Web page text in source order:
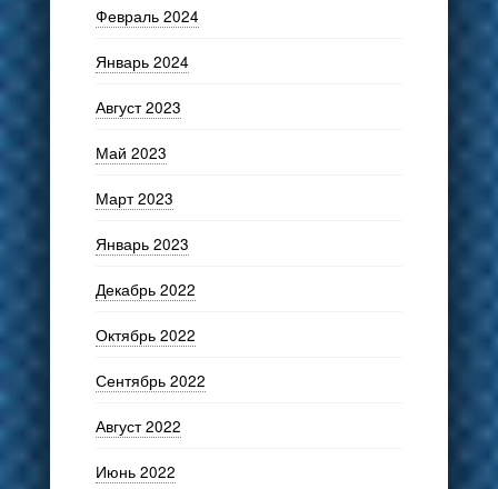
Февраль 2024
Январь 2024
Август 2023
Май 2023
Март 2023
Январь 2023
Декабрь 2022
Октябрь 2022
Сентябрь 2022
Август 2022
Июнь 2022